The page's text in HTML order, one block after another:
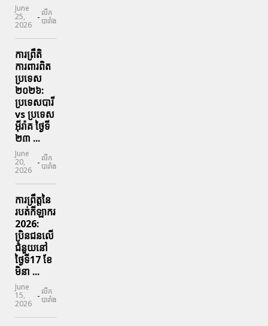
June
25,
2026
- លីក
បារាំង
ការព្រឹតិ
ការពារ​ពិត
ប្រទេស
២០២៦:
ប្រទេសបារី
vs ប្រទេស
អ៊ីរ៉ាគ ថ្ងៃទី​
២៣ ...
June
20,
2026
- លីក
បារាំង
ការព្រឹត្តនៃ
របត់កីឡាករ
2026:
ប្រិនជនលើ
ជំនួយនៅ
ថ្ងៃទី17 ខែ
មិនា ...
June
15,
2026
- លីក
បារាំង